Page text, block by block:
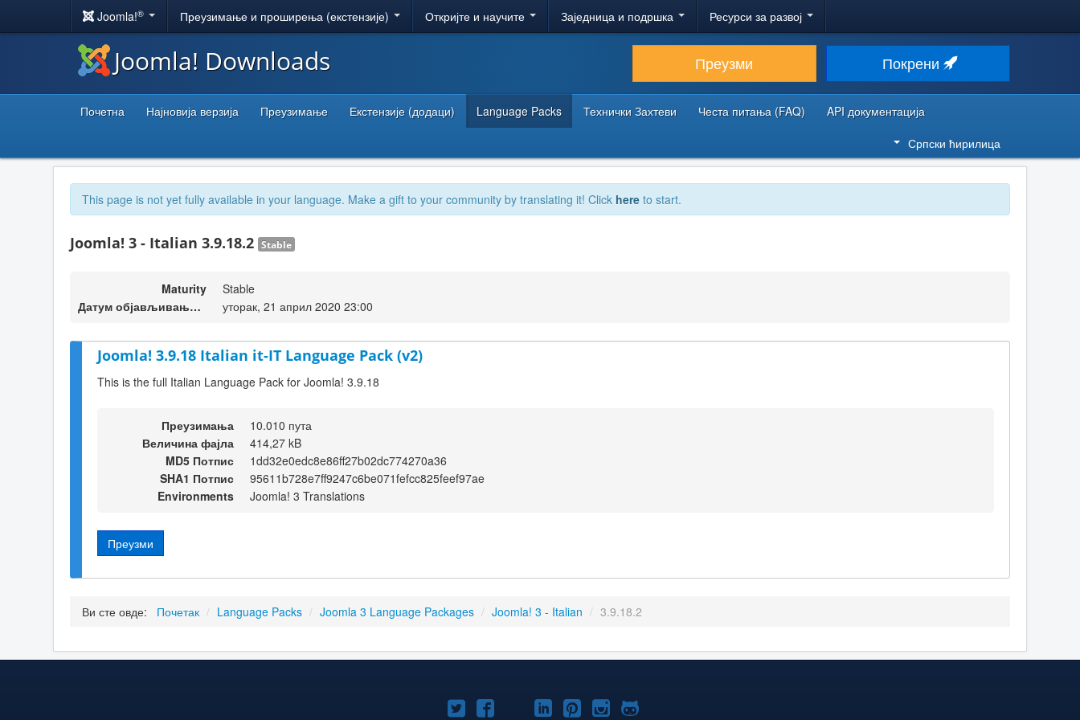
Joomla!® Преузимање и проширења (екстензије) Откријте и научите Заједница и подршка Ресурси за развој
Joomla! Downloads Преузми Покрени
Почетна Најновија верзија Преузимање Екстензије (додаци) Language Packs Технички Захтеви Честа питања (FAQ)
API документација
Српски ћирилица
This page is not yet fully available in your language. Make a gift to your community by translating it! Click here to start.
Joomla! 3 - Italian 3.9.18.2 Stable
Maturity
Stable
Датум објављивања верзије
уторак, 21 април 2020 23:00
Joomla! 3.9.18 Italian it-IT Language Pack (v2)
This is the full Italian Language Pack for Joomla! 3.9.18
Преузимања
10.010 пута
Величина фајла
414,27 kB
MD5 Потпис
1dd32e0edc8e86ff27b02dc774270a36
SHA1 Потпис
95611b728e7ff9247c6be071fefcc825feef97ae
Environments
Joomla! 3 Translations
Преузми
Ви сте овде: Почетак / Language Packs / Joomla 3 Language Packages / Joomla! 3 - Italian / 3.9.18.2
Joomla!Joomla!Joomla!
Joomla!Joomla!
Joomla!Joomla!